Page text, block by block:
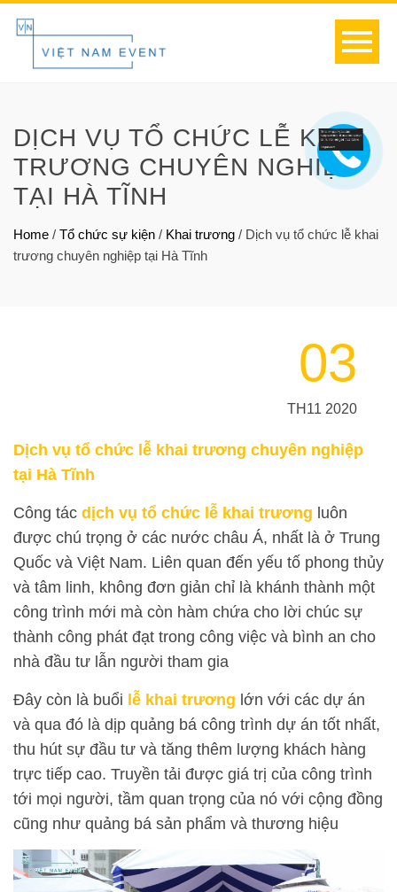
DỊCH VỤ TỔ CHỨC LỄ KHAI
TRƯƠNG CHUYÊN NGHIỆP
TẠI HÀ TĨNH
Home / Tổ chức sự kiện / Khai trương / Dịch vụ tổ chức lễ khai
trương chuyên nghiệp tại Hà Tĩnh
03
TH11 2020
Dịch vụ tổ chức lễ khai trương chuyên nghiệp
tại Hà Tĩnh
Công tác dịch vụ tổ chức lễ khai trương luôn
được chú trọng ở các nước châu Á, nhất là ở Trung
Quốc và Việt Nam. Liên quan đến yếu tố phong thủy
và tâm linh, không đơn giản chỉ là khánh thành một
công trình mới mà còn hàm chứa cho lời chúc sự
thành công phát đạt trong công việc và bình an cho
nhà đầu tư lẫn người tham gia
Đây còn là buổi lễ khai trương lớn với các dự án
và qua đó là dịp quảng bá công trình dự án tốt nhất,
thu hút sự đầu tư và tăng thêm lượng khách hàng
trực tiếp cao. Truyền tải được giá trị của công trình
tới mọi người, tầm quan trọng của nó với cộng đồng
cũng như quảng bá sản phẩm và thương hiệu